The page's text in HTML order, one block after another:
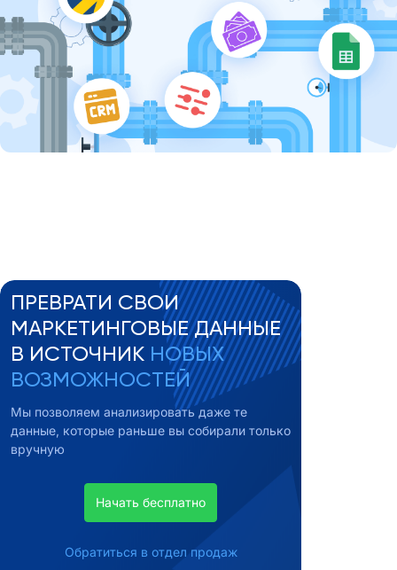
ПРЕВРАТИ СВОИ
МАРКЕТИНГОВЫЕ ДАННЫЕ
В ИСТОЧНИК НОВЫХ
ВОЗМОЖНОСТЕЙ
Мы позволяем анализировать даже те
данные, которые раньше вы собирали только
вручную
Начать бесплатно
Обратиться в отдел продаж